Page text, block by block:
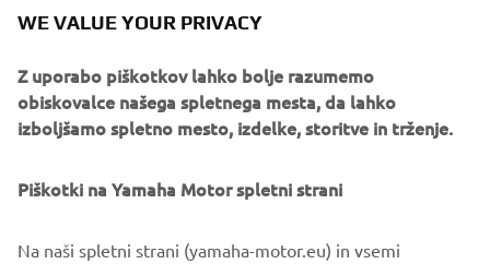
pripravništvo, zato sem imela cilj ...
©Yamaha Motor Europe N.V. /Yamaha Motor Co., Ltd.
se nikoli ne smejo uporabljati v komercialne ali
WE VALUE YOUR PRIVACY
Z uporabo piškotkov lahko bolje razumemo
obiskovalce našega spletnega mesta, da lahko
izboljšamo spletno mesto, izdelke, storitve in trženje.
Piškotki na Yamaha Motor spletni strani
Na naši spletni strani (yamaha-motor.eu) in vsemi